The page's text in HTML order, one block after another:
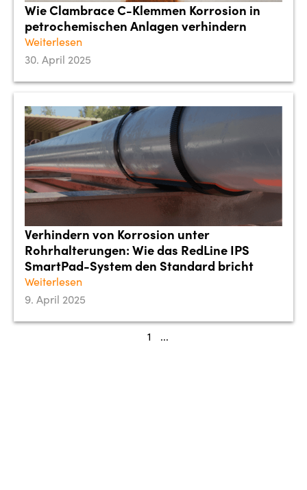
Wie Clambrace C-Klemmen Korrosion in
petrochemischen Anlagen verhindern
Weiterlesen
30. April 2025
Verhindern von Korrosion unter
Rohrhalterungen: Wie das RedLine IPS
SmartPad-System den Standard bricht
Weiterlesen
9. April 2025
1 ...